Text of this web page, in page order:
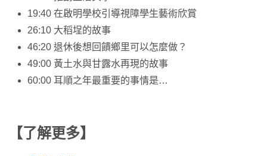
19:40 在啟明學校引導視障學生藝術欣賞
26:10 大稻埕的故事
46:20 退休後想回饋鄉里可以怎麼做？
49:00 黃土水與甘露水再現的故事
60:00 耳順之年最重要的事情是…
【了解更多】